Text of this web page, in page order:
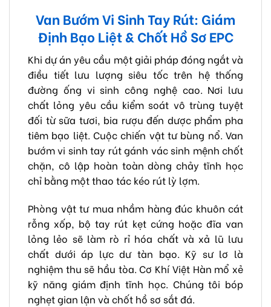
Van Bướm Vi Sinh Tay Rút: Giám
Định Bạo Liệt & Chốt Hồ Sơ EPC
Khi dự án yêu cầu một giải pháp đóng ngắt và
điều tiết lưu lượng siêu tốc trên hệ thống
đường ống vi sinh công nghệ cao. Nơi lưu
chất lỏng yêu cầu kiểm soát vô trùng tuyệt
đối từ sữa tươi, bia rượu đến dược phẩm pha
tiêm bạo liệt. Cuộc chiến vật tư bùng nổ. Van
bướm vi sinh tay rút gánh vác sinh mệnh chốt
chặn, cô lập hoàn toàn dòng chảy tĩnh học
chỉ bằng một thao tác kéo rút lỳ lợm.
Phòng vật tư mua nhầm hàng đúc khuôn cát
rỗng xốp, bộ tay rút kẹt cứng hoặc đĩa van
lỏng lẻo sẽ làm rò rỉ hóa chất và xả lũ lưu
chất dưới áp lực dư tàn bạo. Kỹ sư lơ là
nghiệm thu sẽ hầu tòa. Cơ Khí Việt Hàn mổ xẻ
kỹ năng giám định tĩnh học. Chúng tôi bóp
nghẹt gian lận và chốt hồ sơ sắt đá.